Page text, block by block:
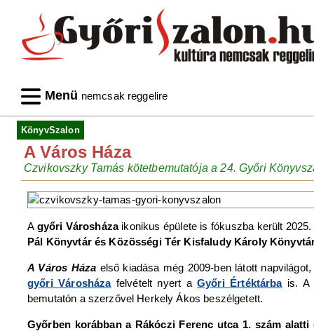
Menü nemcsak reggelire
KönyvSzalon
A Város Háza
Czvikovszky Tamás kötetbemutatója a 24. Győri
A győri Városházaikonikus épülete is fókuszba került
Pál Könyvtár és Közösségi Tér Kisfaludy Károly
A Város Háza első kiadása még 2009-ben látott
győri Városházafelvételt nyert aGyőri Értéktárbais. A
bemutatón a szerzővel Herkely Ákos beszélgetett.
Győrben korábban a Rákóczi Ferenc utca 1. szám